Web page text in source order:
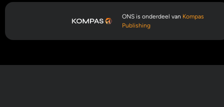
ONS is onderdeel van Kompas
Publishing